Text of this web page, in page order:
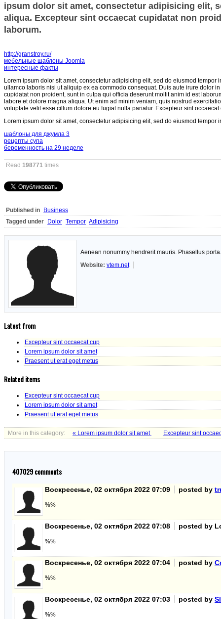
ipsum dolor sit amet, consectetur adipisicing elit,
aliqua. Excepteur sint occaecat cupidatat non
laborum.
http://granstroy.ru/
мебельные шаблоны Joomla
интересные факты
Lorem ipsum dolor sit amet, consectetur adipisicing elit, sed do eiusmod
ullamco laboris nisi ut aliquip ex ea commodo consequat. Duis aute irure dolor
cupidatat non proident, sunt in culpa qui officia deserunt mollit anim id est
labore et dolore magna aliqua. Ut enim ad minim veniam, quis nostrud
voluptate velit esse cillum dolore eu fugiat nulla pariatur. Excepteur sint
Lorem ipsum dolor sit amet, consectetur adipisicing elit, sed do eiusmod
шаблоны для джумла 3
рецепты супа
беременность на 29 неделе
Read 198771 times
Published in
Business
Tagged under
Dolor Tempor Adipisicing
Aenean nonummy hendrerit mauris. Phasellus
Website: vtem.net
Latest from
Excepteur sint occaecat cup
Lorem ipsum dolor sit amet
Praesent ut erat eget metus
Related items
Excepteur sint occaecat cup
Lorem ipsum dolor sit amet
Praesent ut erat eget metus
More in this category: « Lorem ipsum dolor sit amet Excepteur sint
407029comments
Воскресенье, 02 октября 2022 07:09 posted by
%%
Воскресенье, 02 октября 2022 07:08 posted by
%%
Воскресенье, 02 октября 2022 07:04 posted by
%%
Воскресенье, 02 октября 2022 07:03 posted by
%%